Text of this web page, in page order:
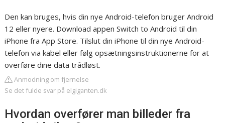
Den kan bruges, hvis din nye Android-telefon bruger Android
12 eller nyere. Download appen Switch to Android til din
iPhone fra App Store. Tilslut din iPhone til din nye Android-
telefon via kabel eller følg opsætningsinstruktionerne for at
overføre dine data trådløst.
Anmodning om fjernelse
Se det fulde svar på elgiganten.dk
Hvordan overfører man billeder fra